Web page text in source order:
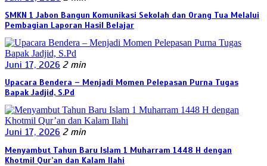
SMKN 1 Jabon Bangun Komunikasi Sekolah dan Orang Tua Melalui
Pembagian Laporan Hasil Belajar
Juni 17, 2026 2 min
Upacara Bendera – Menjadi Momen Pelepasan Purna Tugas
Bapak Jadjid, S.Pd
Juni 17, 2026 2 min
Menyambut Tahun Baru Islam 1 Muharram 1448 H dengan
Khotmil Qur’an dan Kalam Ilahi